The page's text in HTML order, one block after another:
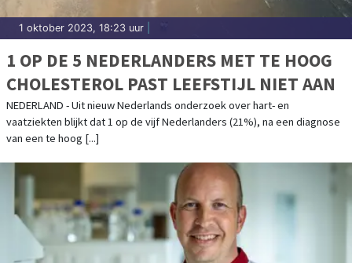
1 oktober 2023, 18:23 uur
1 OP DE 5 NEDERLANDERS MET TE HOOG
CHOLESTEROL PAST LEEFSTIJL NIET AAN
NEDERLAND - Uit nieuw Nederlands onderzoek over hart- en
vaatziekten blijkt dat 1 op de vijf Nederlanders (21%), na een diagnose
van een te hoog [...]